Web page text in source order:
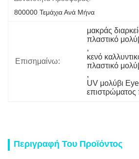
800000 Τεμάχια Ανά Μήνα
Επισημαίνω:
μακράς
πλαστικό
,
κενό
πλαστικό
,
UV μολύβι
επιστρώματος
Περιγραφή Του Προϊόντος